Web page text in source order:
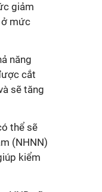
giảm
ở mức
năng
cắt
sẽ tăng
thể sẽ
(NHNN)
kiểm